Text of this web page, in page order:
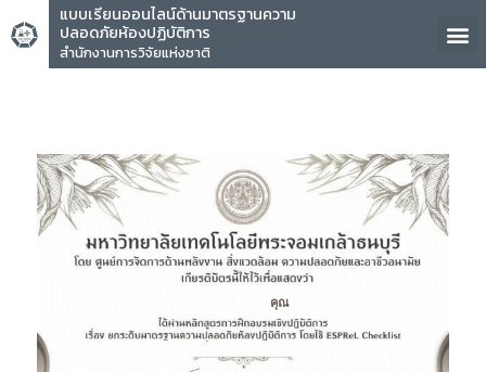
แบบเรียนออนไลน์ด้านมาตรฐานความ
ปลอดภัยห้องปฏิบัติการ
สำนักงานการวิจัยแห่งชาติ
คุณ